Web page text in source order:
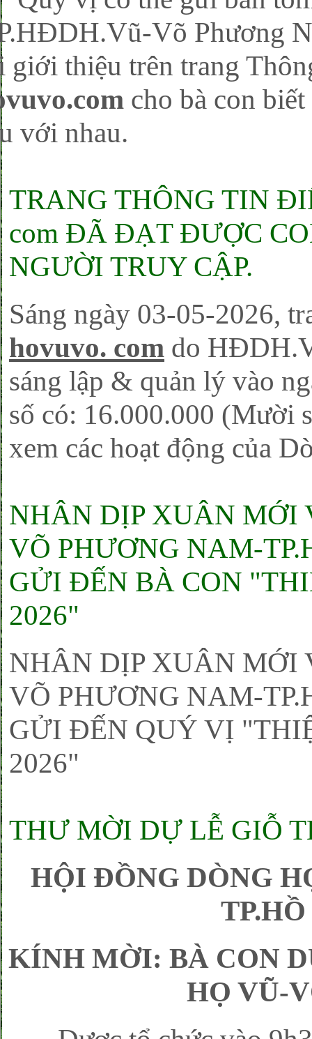
Võ Phương
giới thiệu trên trang
cho bà con
với nhau.
TRANG THÔNG TIN
com ĐÃ ĐẠT ĐƯỢC
NGƯỜI TRUY CẬP.
Sáng ngày 03-05-2026,
hovuvo. com do
sáng lập & quản lý vào
số có: 16.000.000 (Mười
xem các hoạt động của
NHÂN DỊP XUÂN MỚI
VÕ PHƯƠNG NAM-
GỬI ĐẾN BÀ CON
2026"
NHÂN DỊP XUÂN MỚI
VÕ PHƯƠNG NAM-
GỬI ĐẾN QUÝ VỊ
2026"
THƯ MỜI DỰ LỄ GIỖ
HỘI ĐỒNG DÒNG
KÍNH MỜI: BÀ CON
HỌ VŨ-